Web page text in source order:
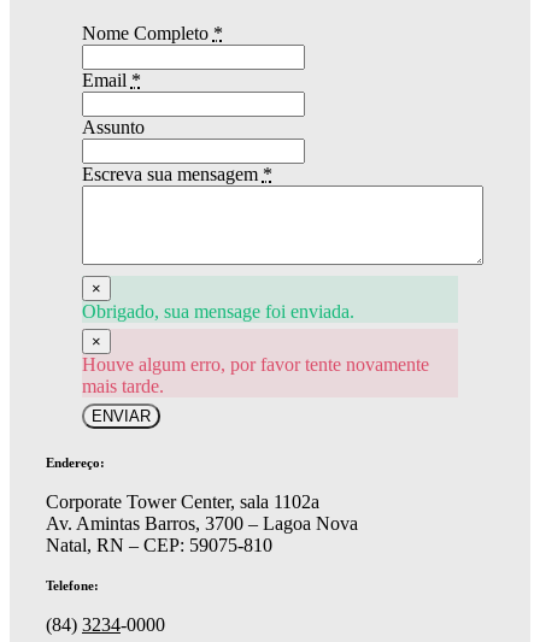
Nome Completo *
Email *
Assunto
Escreva sua mensagem *
×
Obrigado, sua mensage foi enviada.
×
Houve algum erro, por favor tente novamente
mais tarde.
ENVIAR
Endereço:
Corporate Tower Center, sala 1102a
Av. Amintas Barros, 3700 – Lagoa Nova
Natal, RN – CEP: 59075-810
Telefone:
(84) 3234-0000